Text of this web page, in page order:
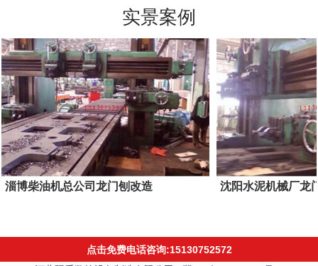
实景案例
淄博柴油机总公司龙门刨改造 沈阳水泥机械厂龙
点击免费电话咨询:15130752572